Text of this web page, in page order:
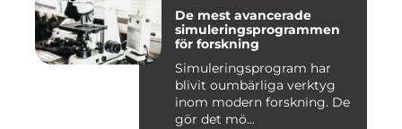
De mest avancerade
simuleringsprogrammen
för forskning
Simuleringsprogram har
blivit oumbärliga verktyg
inom modern forskning. De
gör det mö...